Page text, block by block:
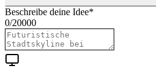
Beschreibe deine Idee*
0/20000